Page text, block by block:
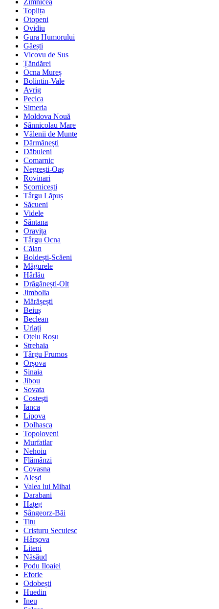
Zimnicea
Toplița
Otopeni
Ovidiu
Gura Humorului
Găești
Vicovu de Sus
Țăndărei
Ocna Mureș
Bolintin-Vale
Avrig
Pecica
Simeria
Moldova Nouă
Sânnicolau Mare
Vălenii de Munte
Dărmănești
Dăbuleni
Comarnic
Negrești-Oaș
Rovinari
Scornicești
Târgu Lăpuș
Săcueni
Videle
Sântana
Oravița
Târgu Ocna
Călan
Boldești-Scăeni
Măgurele
Hârlău
Drăgănești-Olt
Jimbolia
Mărășești
Beiuș
Beclean
Urlați
Oțelu Roșu
Strehaia
Târgu Frumos
Orșova
Sinaia
Jibou
Sovata
Costești
Ianca
Lipova
Dolhasca
Topoloveni
Murfatlar
Nehoiu
Flămânzi
Covasna
Aleșd
Valea lui Mihai
Darabani
Hațeg
Sângeorz-Băi
Titu
Cristuru Secuiesc
Hârșova
Liteni
Năsăud
Podu Iloaiei
Eforie
Odobești
Huedin
Ineu